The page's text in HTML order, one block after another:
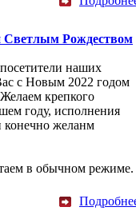
Светлым Рождеством
наших
с Новым 2022 годом
крепкого
году, исполнения
конечно желанм
в обычном режиме.